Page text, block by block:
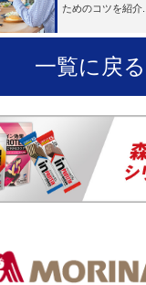
ためのコツを紹介...
一覧に戻る